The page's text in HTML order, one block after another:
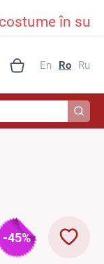
în sus
En Ro Ru
-45%